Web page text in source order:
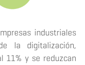
industriales
la digitalización,
11% y se reduzcan